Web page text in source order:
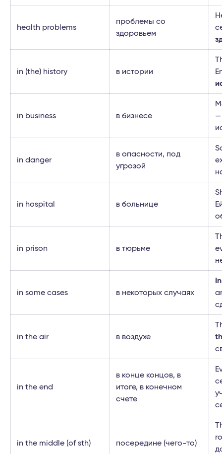
health problems
проблемы со
здоровьем
in (the) history в истории
in business в бизнесе
—
in danger
в опасности, под
угрозой
in hospital в больнице
in prison в тюрьме
in some cases в некоторых случаях
in the air в воздухе
in the end
в конце концов, в
итоге, в конечном
счете
in the middle (of sth) посередине (чего-то)